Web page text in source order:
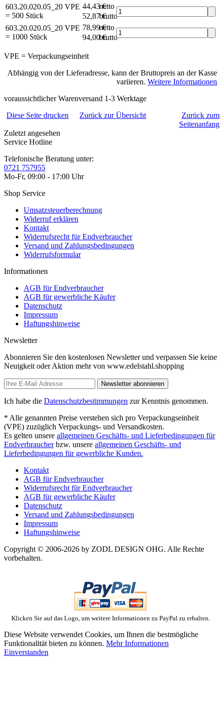
603.20.020.05_20 VPE
= 500 Stück
44,43 €
netto
52,87 €brutto*
603.20.020.05_20 VPE
= 1000 Stück
78,99 €
netto
94,00 €brutto*
VPE = Verpackungseinheit
Abhängig von der Lieferadresse, kann der Bruttopreis an der Kasse
variieren. Weitere Informationen
voraussichtlicher Warenversand 1-3 Werktage
Diese Seite drucken
Zurück zur Übersicht
Zurück zum
Seitenanfang
Zuletzt angesehen
Service Hotline
Telefonische Beratung unter:
0721 757955
Mo-Fr, 09:00 - 17:00 Uhr
Shop Service
Umsatzsteuerberechnung
Widerruf erklären
Kontakt
Widerrufsrecht für Endverbraucher
Versand und Zahlungsbedingungen
Widerrufsformular
Informationen
AGB für Endverbraucher
AGB für gewerbliche Käufer
Datenschutz
Impressum
Haftungshinweise
Newsletter
Abonnieren Sie den kostenlosen Newsletter und verpassen Sie keine
Neuigkeit oder Aktion mehr von www.edelstahl.shopping
Newsletter abonnieren
Ich habe die Datenschutzbestimmungen zur Kenntnis genommen.
* Alle genannten Preise verstehen sich pro Verpackungseinheit
(VPE) zuzüglich Verpackungs- und Versandkosten.
Es gelten unsere allgemeinen Geschäfts- und Lieferbedingungen für
Endverbraucherbzw. unsere allgemeinen Geschäfts- und
Lieferbedingungen für gewerbliche Kunden.
Kontakt
AGB für Endverbraucher
Widerrufsrecht für Endverbraucher
AGB für gewerbliche Käufer
Datenschutz
Versand und Zahlungsbedingungen
Impressum
Haftungshinweise
Copyright © 2006-2026 by ZODL DESIGN OHG. Alle Rechte
vorbehalten.
Klicken Sie auf das Logo, um weitere Informationen zu PayPal zu erhalten.
Diese Website verwendet Cookies, um Ihnen die bestmögliche
Funktionalität bieten zu können. Mehr Informationen
Einverstanden